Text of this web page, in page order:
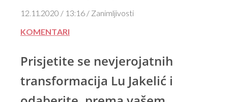
12.11.2020 / 13:16 / Zanimljivosti
KOMENTARI
Prisjetite se nevjerojatnih
transformacija Lu Jakelić i